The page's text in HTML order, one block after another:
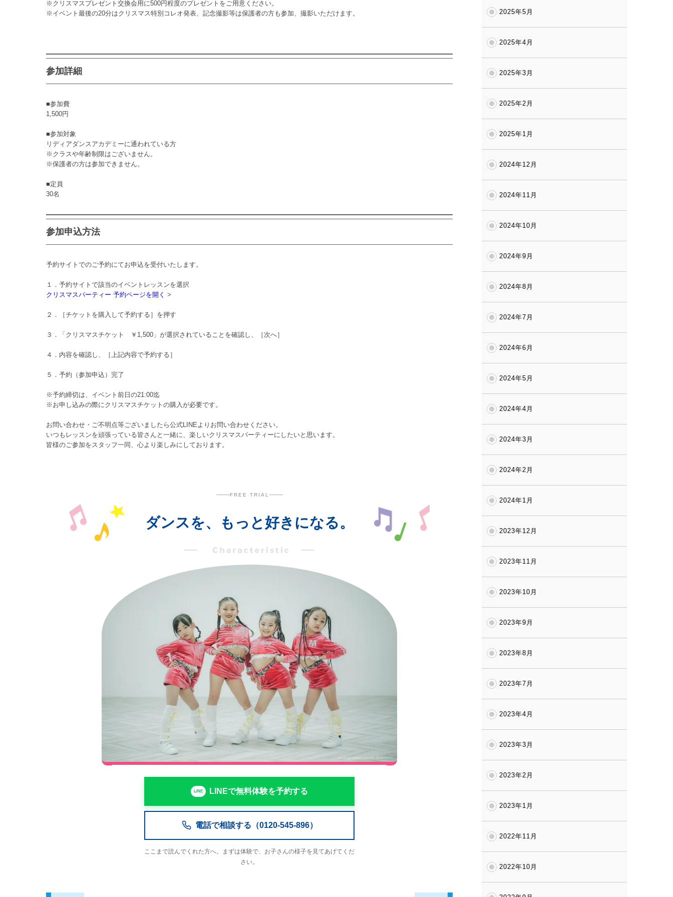
※クリスマスプレゼント交換会用に500円程度のプレゼントをご用意ください。
※イベント最後の20分はクリスマス特別コレオ発表、記念撮影等は保護者の方も参加、撮影いただけます。
参加詳細
■参加費
1,500円
■参加対象
リディアダンスアカデミーに通われている方
※クラスや年齢制限はございません。
※保護者の方は参加できません。
■定員
30名
参加申込方法
予約サイトでのご予約にてお申込を受付いたします。
１．予約サイトで該当のイベントレッスンを選択
クリスマスパーティー 予約ページを開く >
２．［チケットを購入して予約する］を押す
３．「クリスマスチケット ￥1,500」が選択されていることを確認し、［次へ］
４．内容を確認し、［上記内容で予約する］
５．予約（参加申込）完了
※予約締切は、イベント前日の21:00迄
※お申し込みの際にクリスマスチケットの購入が必要です。
お問い合わせ・ご不明点等ございましたら公式LINEよりお問い合わせください。
いつもレッスンを頑張っている皆さんと一緒に、楽しいクリスマスパーティーにしたいと思います。
皆様のご参加をスタッフ一同、心より楽しみにしております。
FREE TRIAL
ダンスを、もっと好きになる。
LINEで無料体験を予約する
電話で相談する（0120-545-896）
ここまで読んでくれた方へ。まずは体験で、お子さんの様子を見てあげてくだ
さい。
2025年5月
2025年4月
2025年3月
2025年2月
2025年1月
2024年12月
2024年11月
2024年10月
2024年9月
2024年8月
2024年7月
2024年6月
2024年5月
2024年4月
2024年3月
2024年2月
2024年1月
2023年12月
2023年11月
2023年10月
2023年9月
2023年8月
2023年7月
2023年4月
2023年3月
2023年2月
2023年1月
2022年11月
2022年10月